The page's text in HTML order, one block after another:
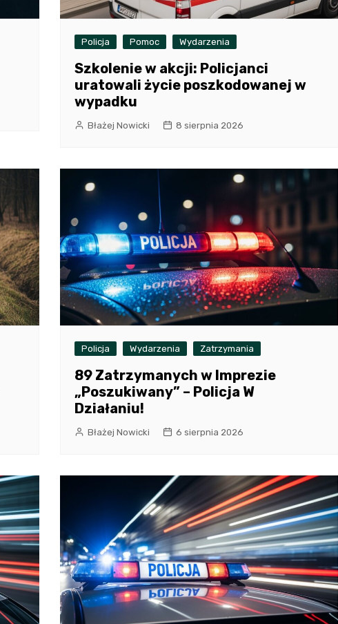
Policja Pomoc Wydarzenia
Szkolenie w akcji: Policjanci
uratowali życie poszkodowanej w
wypadku
Błażej Nowicki 8 sierpnia 2026
Policja Wydarzenia Zatrzymania
89 Zatrzymanych w Imprezie
„Poszukiwany” – Policja W
Działaniu!
Błażej Nowicki 6 sierpnia 2026